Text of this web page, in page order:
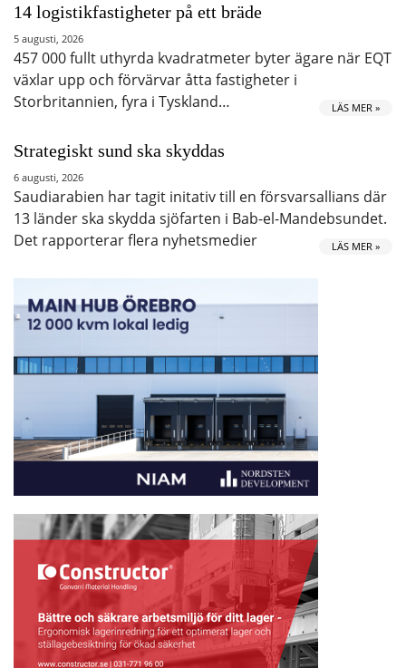
14 logistikfastigheter på ett bräde
5 augusti, 2026
457 000 fullt uthyrda kvadratmeter byter ägare när EQT
växlar upp och förvärvar åtta fastigheter i
Storbritannien, fyra i Tyskland…
LÄS MER »
Strategiskt sund ska skyddas
6 augusti, 2026
Saudiarabien har tagit initativ till en försvarsallians där
13 länder ska skydda sjöfarten i Bab-el-Mandebsundet.
Det rapporterar flera nyhetsmedier
LÄS MER »